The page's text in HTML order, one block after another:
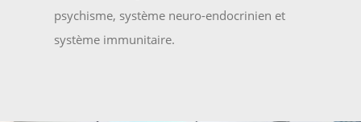
psychisme, système neuro-endocrinien et
système immunitaire.